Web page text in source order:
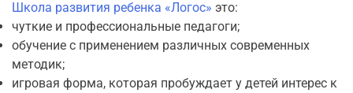
Школа развития ребенка «‎Логос» это:
чуткие и профессиональные педагоги;
обучение с применением различных современных
методик;
игровая форма, которая пробуждает у детей интерес к